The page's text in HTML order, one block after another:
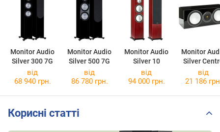
Monitor Audio
Silver 300 7G
Monitor Audio
Silver 500 7G
Monitor Audio
Silver 10
Monitor
Silver
від
68 940 грн.
від
86 780 грн.
від
94 000 грн.
від
21 186
Корисні статті